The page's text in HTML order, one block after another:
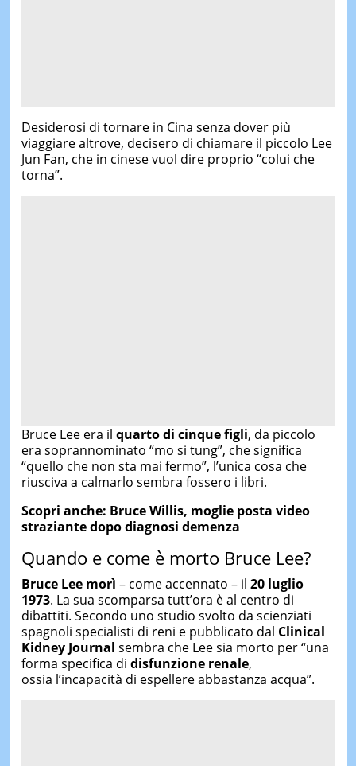
Desiderosi di tornare in Cina senza dover più
viaggiare altrove, decisero di chiamare il piccolo Lee
Jun Fan, che in cinese vuol dire proprio “colui che
torna”.
Bruce Lee era il quarto di cinque figli, da piccolo
era soprannominato “mo si tung”, che significa
“quello che non sta mai fermo”, l’unica cosa che
riusciva a calmarlo sembra fossero i libri.
Scopri anche: Bruce Willis, moglie posta video
straziante dopo diagnosi demenza
Quando e come è morto Bruce Lee?
Bruce Lee morì – come accennato – il 20 luglio
1973. La sua scomparsa tutt’ora è al centro di
dibattiti. Secondo uno studio svolto da scienziati
spagnoli specialisti di reni e pubblicato dal Clinical
Kidney Journal sembra che Lee sia morto per “una
forma specifica di disfunzione renale,
ossia l’incapacità di espellere abbastanza acqua”.